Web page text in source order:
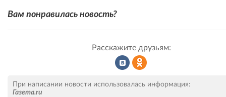
Вам понравилась новость?
Расскажите друзьям:
При написании новости использовалась информация:
Газета.ru